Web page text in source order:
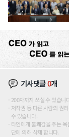
기사댓글0개
200자까지 쓰실 수 있습
저작권 등 다른 사람의 권
수 있습니다.
타인에게 불쾌감을 주는
단에 의해 삭제 합니다.